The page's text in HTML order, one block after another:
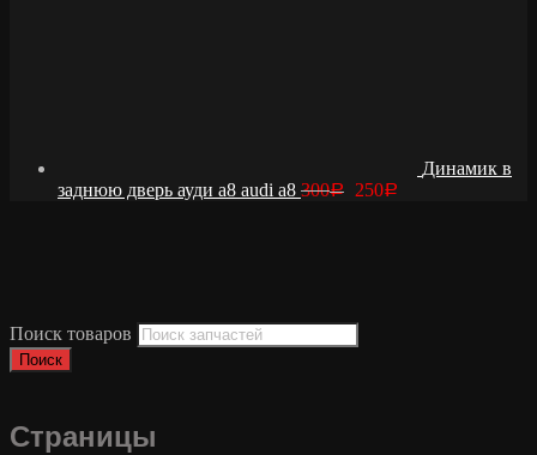
Динамик в
заднюю дверь ауди а8 audi a8 300Р 250Р
Поиск товаров
Поиск
Страницы